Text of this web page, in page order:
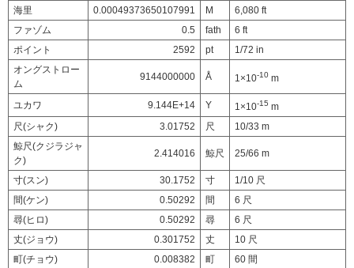
海里
0.00049373650107991 M
6,080 ft
ファゾム
0.5 fath
6 ft
ポイント
2592 pt
1/72 in
オングストロー
ム
9144000000 Å 1×10-10 m
ユカワ 9.144E+14 Y 1×10-15 m
尺(シャク)
3.01752 尺
10/33 m
鯨尺(クジラジャ
ク)
2.414016 鯨尺 25/66 m
寸(スン) 30.1752 寸
1/10 尺
間(ケン)
0.50292 間
6 尺
尋(ヒロ)
0.50292 尋
6 尺
丈(ジョウ)
0.301752 丈
10 尺
町(チョウ)
0.008382 町 60 間